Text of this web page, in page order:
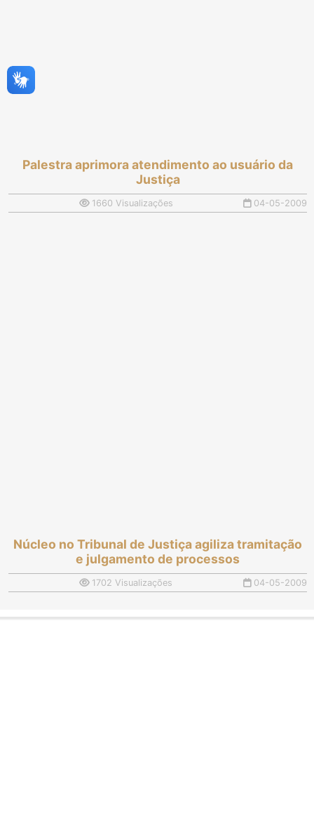
Palestra aprimora atendimento ao usuário da
Justiça
1660 Visualizações 04-05-2009
Núcleo no Tribunal de Justiça agiliza tramitação
e julgamento de processos
1702 Visualizações 04-05-2009